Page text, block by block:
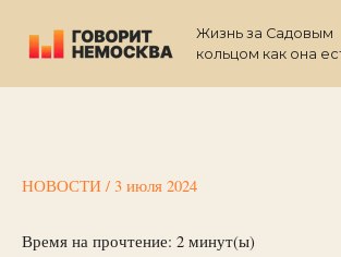
содержимому
Жизнь за Садовым
кольцом как она
НОВОСТИ / 3 июля 2024
Время на прочтение: 2 минут(ы)